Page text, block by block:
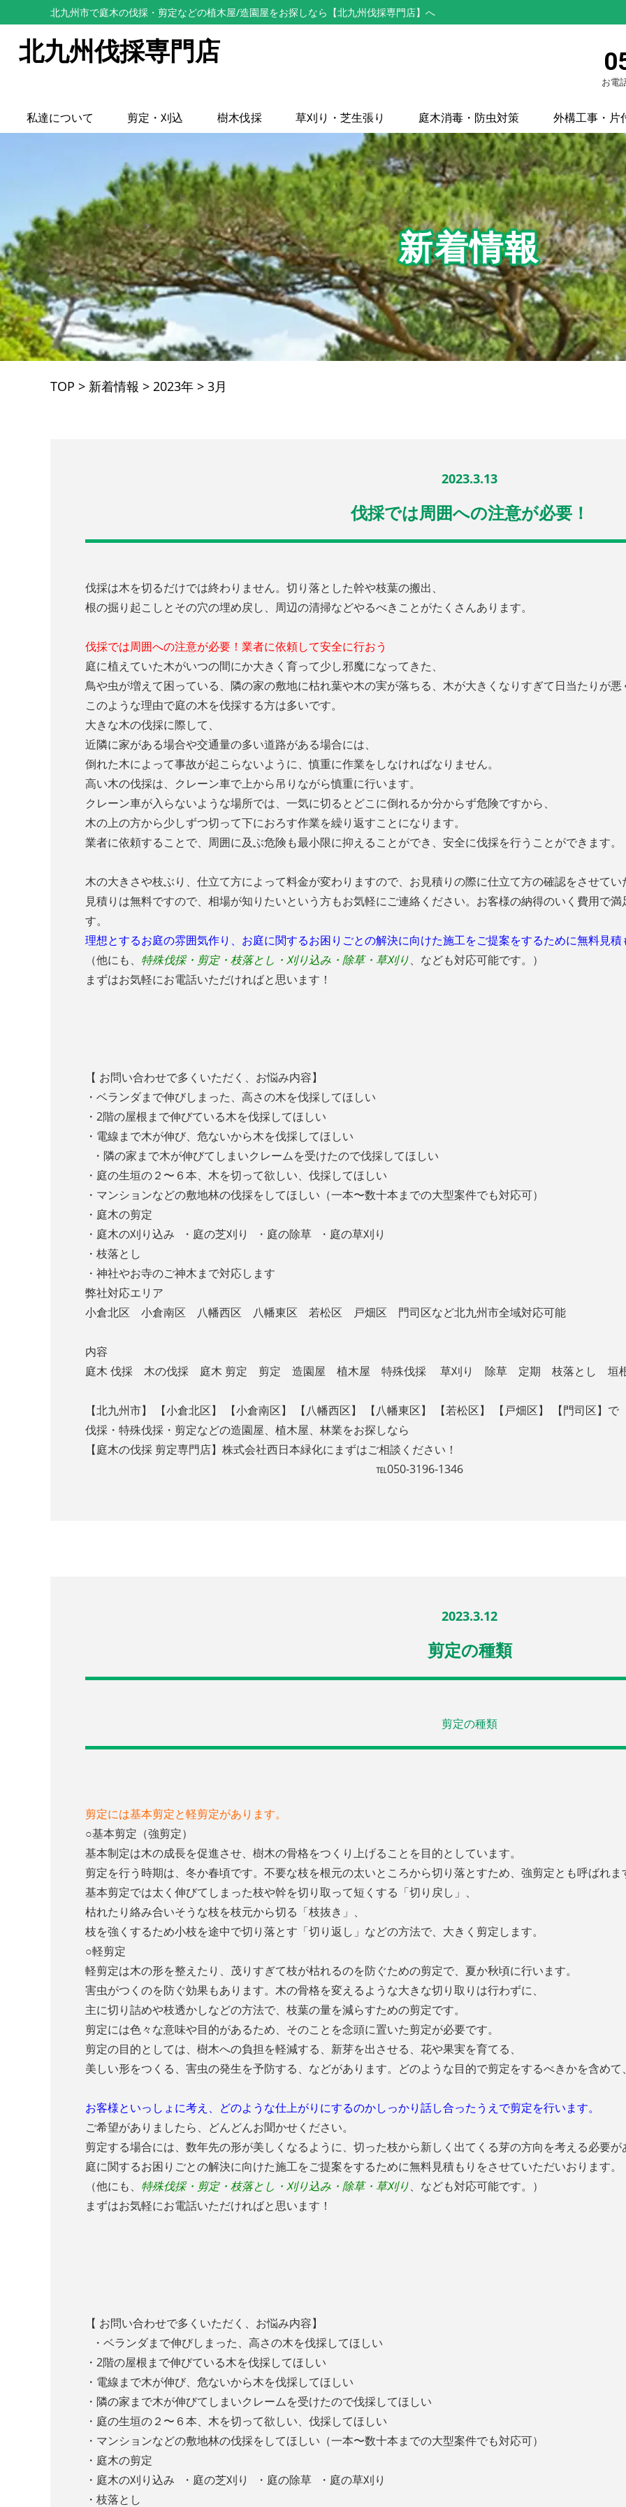
北九州市で庭木の伐採・剪定などの植木屋/造園屋をお探しなら【北九州伐採専門店】へ
北九州伐採専門店
お電
私達について 剪定・刈込 樹木伐採 草刈り・芝生張り 庭木消毒・防虫対策 外構工事・片
新着情報
TOP > 新着情報 > 2023年 > 3月
2023.3.13
伐採では周囲への注意が必要！
伐採は木を切るだけでは終わりません。切り落とした幹や枝葉の搬出、
根の掘り起こしとその穴の埋め戻し、周辺の清掃などやるべきことがたくさんあります。
伐採では周囲への注意が必要！業者に依頼して安全に行おう
庭に植えていた木がいつの間にか大きく育って少し邪魔になってきた、
鳥や虫が増えて困っている、隣の家の敷地に枯れ葉や木の実が落ちる、木が大きくなりすぎて日当たりが
このような理由で庭の木を伐採する方は多いです。
大きな木の伐採に際して、
近隣に家がある場合や交通量の多い道路がある場合には、
倒れた木によって事故が起こらないように、慎重に作業をしなければなりません。
高い木の伐採は、クレーン車で上から吊りながら慎重に行います。
クレーン車が入らないような場所では、一気に切るとどこに倒れるか分からず危険ですから、
木の上の方から少しずつ切って下におろす作業を繰り返すことになります。
業者に依頼することで、周囲に及ぶ危険も最小限に抑えることができ、安全に伐採を行うことができます。
木の大きさや枝ぶり、仕立て方によって料金が変わりますので、お見積りの際に仕立て方の確認をさせてい
見積りは無料ですので、相場が知りたいという方もお気軽にご連絡ください。お客様の納得のいく費用で
す。
理想とするお庭の雰囲気作り、お庭に関するお困りごとの解決に向けた施工をご提案をするために無料見
（他にも、 特殊伐採・剪定・枝落とし・刈り込み・除草・草刈り、なども対応可能です。）
まずはお気軽にお電話いただければと思います！
【 お問い合わせで多くいただく、お悩み内容】
・ベランダまで伸びしまった、高さの木を伐採してほしい
・2階の屋根まで伸びている木を伐採してほしい
・電線まで木が伸び、危ないから木を伐採してほしい
・隣の家まで木が伸びてしまいクレームを受けたので伐採してほしい
・庭の生垣の２〜６本、木を切って欲しい、伐採してほしい
・マンションなどの敷地林の伐採をしてほしい（一本〜数十本までの大型案件でも対応可）
・庭木の剪定
・庭木の刈り込み ・庭の芝刈り ・庭の除草 ・庭の草刈り
・枝落とし
・神社やお寺のご神木まで対応します
弊社対応エリア
小倉北区 小倉南区 八幡西区 八幡東区 若松区 戸畑区 門司区など北九州市全域対応可能
内容
庭木 伐採 木の伐採 庭木 剪定 剪定 造園屋 植木屋 特殊伐採 草刈り 除草 定期 枝落とし 垣
【北九州市】 【小倉北区】 【小倉南区】 【八幡西区】 【八幡東区】 【若松区】 【戸畑区】 【門司区】で
伐採・特殊伐採・剪定などの造園屋、植木屋、林業をお探しなら
【庭木の伐採 剪定専門店】株式会社西日本緑化にまずはご相談ください！
℡050-3196-1346
2023.3.12
剪定の種類
剪定の種類
剪定には基本剪定と軽剪定があります。
○基本剪定（強剪定）
基本制定は木の成長を促進させ、樹木の骨格をつくり上げることを目的としています。
剪定を行う時期は、冬か春頃です。不要な枝を根元の太いところから切り落とすため、強剪定とも呼ばれま
基本剪定では太く伸びてしまった枝や幹を切り取って短くする「切り戻し」、
枯れたり絡み合いそうな枝を枝元から切る「枝抜き」、
枝を強くするため小枝を途中で切り落とす「切り返し」などの方法で、大きく剪定します。
○軽剪定
軽剪定は木の形を整えたり、茂りすぎて枝が枯れるのを防ぐための剪定で、夏か秋頃に行います。
害虫がつくのを防ぐ効果もあります。木の骨格を変えるような大きな切り取りは行わずに、
主に切り詰めや枝透かしなどの方法で、枝葉の量を減らすための剪定です。
剪定には色々な意味や目的があるため、そのことを念頭に置いた剪定が必要です。
剪定の目的としては、樹木への負担を軽減する、新芽を出させる、花や果実を育てる、
美しい形をつくる、害虫の発生を予防する、などがあります。どのような目的で剪定をするべきかを含め
お客様といっしょに考え、どのような仕上がりにするのかしっかり話し合ったうえで剪定を行います。
ご希望がありましたら、どんどんお聞かせください。
剪定する場合には、数年先の形が美しくなるように、切った枝から新しく出てくる芽の方向を考える必要
庭に関するお困りごとの解決に向けた施工をご提案をするために無料見積もりをさせていただいおります。
（他にも、 特殊伐採・剪定・枝落とし・刈り込み・除草・草刈り、なども対応可能です。）
まずはお気軽にお電話いただければと思います！
【 お問い合わせで多くいただく、お悩み内容】
・ベランダまで伸びしまった、高さの木を伐採してほしい
・2階の屋根まで伸びている木を伐採してほしい
・電線まで木が伸び、危ないから木を伐採してほしい
・隣の家まで木が伸びてしまいクレームを受けたので伐採してほしい
・庭の生垣の２〜６本、木を切って欲しい、伐採してほしい
・マンションなどの敷地林の伐採をしてほしい（一本〜数十本までの大型案件でも対応可）
・庭木の剪定
・庭木の刈り込み ・庭の芝刈り ・庭の除草 ・庭の草刈り
・枝落とし